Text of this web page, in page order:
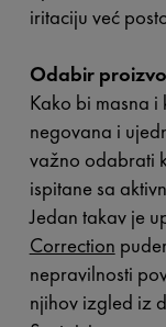
iritaciju već
Odabir
Kako bi masna
negovana i
važno odabrati
ispitane sa
Jedan takav je
Correction
nepravilnosti
njihov izgled iz